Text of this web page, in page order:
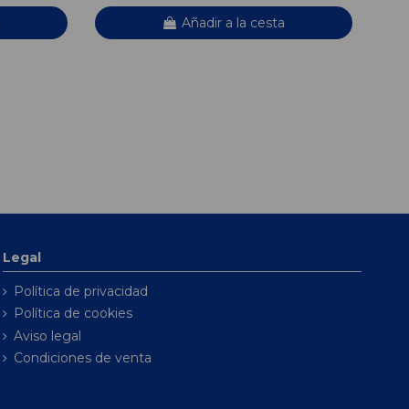
Añadir a la cesta
Legal
Política de privacidad
Política de cookies
Aviso legal
Condiciones de venta